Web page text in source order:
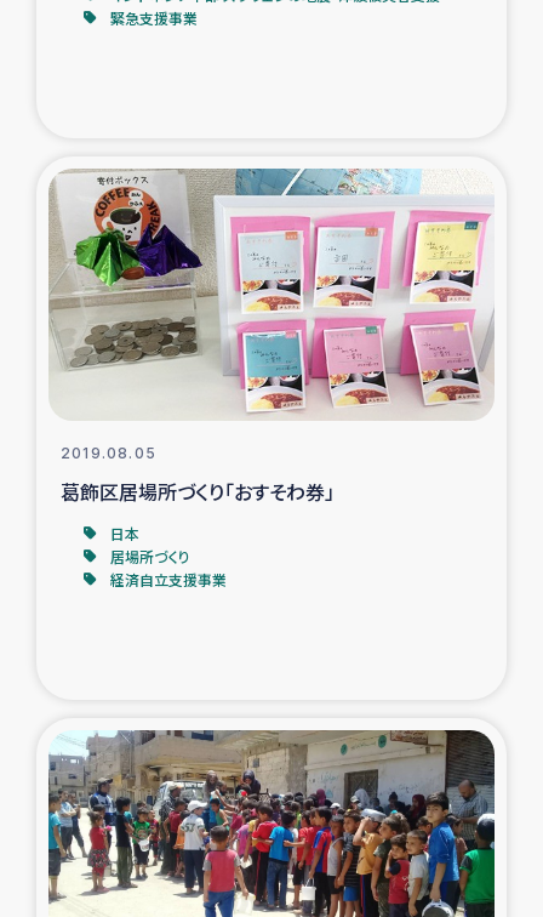
スリランカ南部洪水被災者支援
スリランカの南北女性をつなぐサリー・リサイクル・プロ
ジェクト
復興支援事業
民際教育事業
ミャンマー緊急支援
タイ国境ミャンマー移民子ども支援
漁民によるマングローブ植林活動
緊急支援事業
2019.08.05
葛飾区居場所づくり「おすそわ券」
日本
居場所づくり
経済自立支援事業